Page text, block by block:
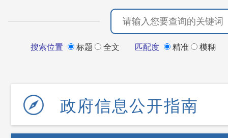
搜索位置 标题 全文 匹配度 精准 模糊
政府信息公开指南